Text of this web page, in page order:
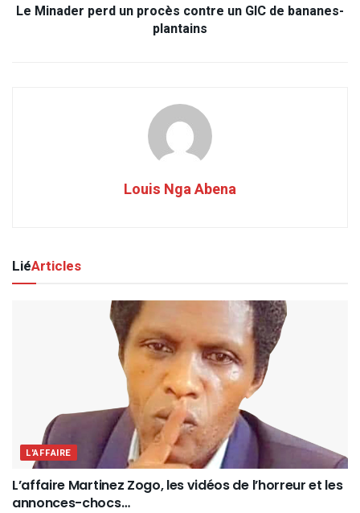
Le Minader perd un procès contre un GIC de bananes-
plantains
Louis Nga Abena
LiéArticles
L'AFFAIRE
L’affaire Martinez Zogo, les vidéos de l’horreur et les
annonces-chocs…